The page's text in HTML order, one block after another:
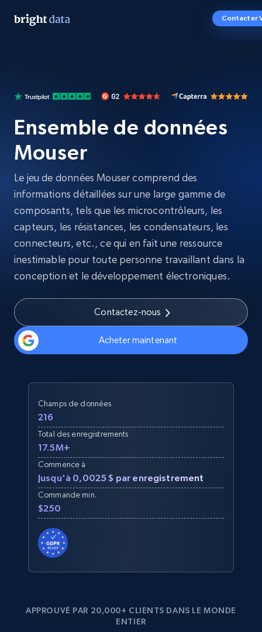
Contacter
Ensemble de données
Mouser
Le jeu de données Mouser comprend des
informations détaillées sur une large gamme de
composants, tels que les microcontrôleurs, les
capteurs, les résistances, les condensateurs, les
connecteurs, etc., ce qui en fait une ressource
inestimable pour toute personne travaillant dans la
conception et le développement électroniques.
Contactez-nous
Acheter maintenant
Champs de données
216
Total des enregistrements
17.5M+
Commence à
Jusqu'à 0,0025 $ par enregistrement
Commande min.
$250
APPROUVÉ PAR 20,000+ CLIENTS DANS LE MONDE
ENTIER